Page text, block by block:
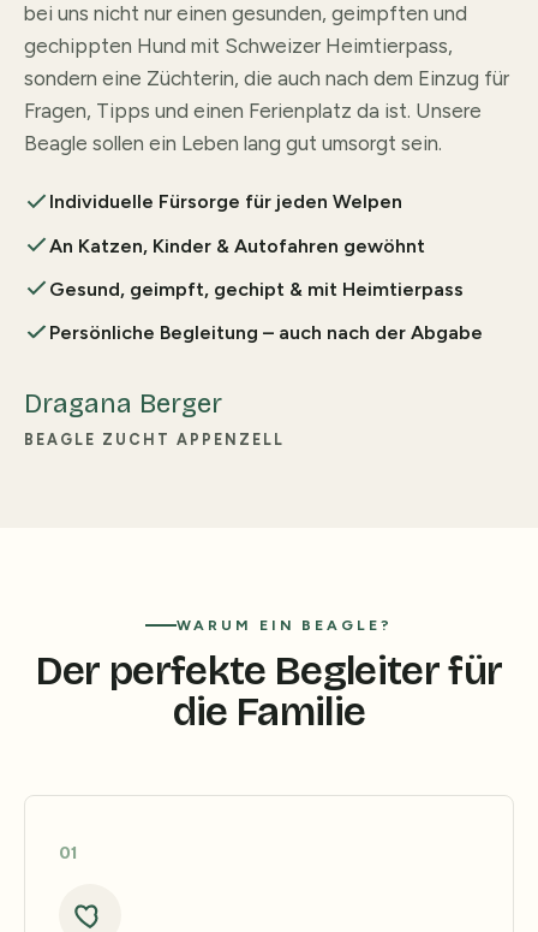
bei uns nicht nur einen gesunden, geimpften und
gechippten Hund mit Schweizer Heimtierpass,
sondern eine Züchterin, die auch nach dem Einzug für
Fragen, Tipps und einen Ferienplatz da ist. Unsere
Beagle sollen ein Leben lang gut umsorgt sein.
Individuelle Fürsorge für jeden Welpen
An Katzen, Kinder & Autofahren gewöhnt
Gesund, geimpft, gechipt & mit Heimtierpass
Persönliche Begleitung – auch nach der Abgabe
Dragana Berger
BEAGLE ZUCHT APPENZELL
WARUM EIN BEAGLE?
Der perfekte Begleiter für
die Familie
01